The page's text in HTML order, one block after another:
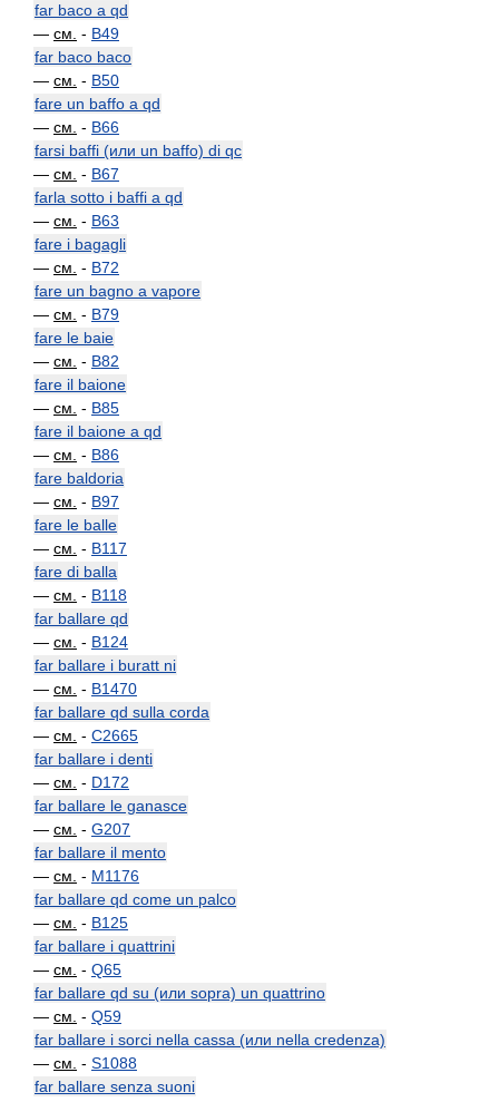
far baco a qd
— см. - B49
far baco baco
— см. - B50
fare un baffo a qd
— см. - B66
farsi baffi (или un baffo) di qc
— см. - B67
farla sotto i baffi a qd
— см. - B63
fare i bagagli
— см. - B72
fare un bagno a vapore
— см. - B79
fare le baie
— см. - B82
fare il baione
— см. - B85
fare il baione a qd
— см. - B86
fare baldoria
— см. - B97
fare le balle
— см. - B117
fare di balla
— см. - B118
far ballare qd
— см. - B124
far ballare i buratt ni
— см. - B1470
far ballare qd sulla corda
— см. - C2665
far ballare i denti
— см. - D172
far ballare le ganasce
— см. - G207
far ballare il mento
— см. - M1176
far ballare qd come un palco
— см. - B125
far ballare i quattrini
— см. - Q65
far ballare qd su (или sopra) un quattrino
— см. - Q59
far ballare i sorci nella cassa (или nella credenza)
— см. - S1088
far ballare senza suoni